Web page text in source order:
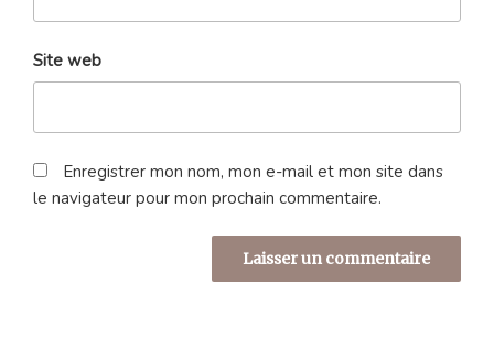
Site web
Enregistrer mon nom, mon e-mail et mon site dans
le navigateur pour mon prochain commentaire.